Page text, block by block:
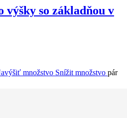
výšky so základňou v
množstvo Snížit množstvo pár